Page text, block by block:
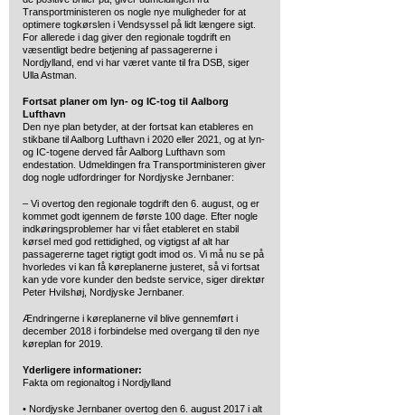
Transportministeren os nogle nye muligheder for at
optimere togkørslen i Vendsyssel på lidt længere sigt.
For allerede i dag giver den regionale togdrift en
væsentligt bedre betjening af passagererne i
Nordjylland, end vi har været vante til fra DSB, siger
Ulla Astman.
Fortsat planer om lyn- og IC-tog til Aalborg
Lufthavn
Den nye plan betyder, at der fortsat kan etableres en
stikbane til Aalborg Lufthavn i 2020 eller 2021, og at lyn-
og IC-togene derved får Aalborg Lufthavn som
endestation. Udmeldingen fra Transportministeren giver
dog nogle udfordringer for Nordjyske Jernbaner:
– Vi overtog den regionale togdrift den 6. august, og er
kommet godt igennem de første 100 dage. Efter nogle
indkøringsproblemer har vi fået etableret en stabil
kørsel med god rettidighed, og vigtigst af alt har
passagererne taget rigtigt godt imod os. Vi må nu se på
hvorledes vi kan få køreplanerne justeret, så vi fortsat
kan yde vore kunder den bedste service, siger direktør
Peter Hvilshøj, Nordjyske Jernbaner.
Ændringerne i køreplanerne vil blive gennemført i
december 2018 i forbindelse med overgang til den nye
køreplan for 2019.
Yderligere informationer:
Fakta om regionaltog i Nordjylland
• Nordjyske Jernbaner overtog den 6. august 2017 i alt